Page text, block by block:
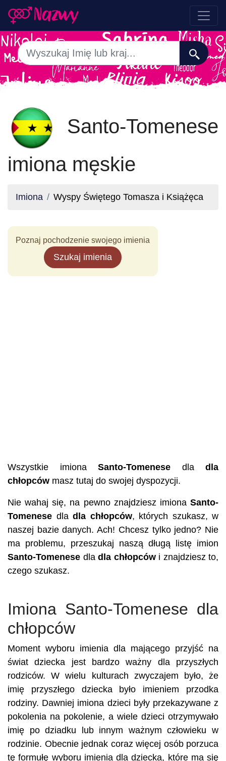
Santo-Tomenese
imiona męskie
Imiona Wyspy Świętego Tomasza i Książęca
Poznaj pochodzenie swojego imienia
Szukaj imienia
Wszystkie imiona Santo-Tomenese dla dla
chłopców masz tutaj do swojej dyspozycji.
Nie wahaj się, na pewno znajdziesz imiona Santo-
Tomenese dla dla chłopców, których szukasz, w
naszej bazie danych. Ach! Chcesz tylko jedno? Nie
ma problemu, przeszukaj naszą długą listę imion
Santo-Tomenese dla dla chłopcówi znajdziesz to,
czego szukasz.
Imiona Santo-Tomenese dla
chłopców
Moment wyboru imienia dla mającego przyjść na
świat dziecka jest bardzo ważny dla przyszłych
rodziców. W wielu kulturach zwyczajem było, że
imię przyszłego dziecka było imieniem przodka
rodziny. Dawniej imiona dzieci były przekazywane z
pokolenia na pokolenie, a wiele dzieci otrzymywało
imię po dziadku lub innym ważnym człowieku w
rodzinie. Obecnie jednak coraz więcej osób porzuca
tę formułę wyboru imienia dla dziecka, które ma się